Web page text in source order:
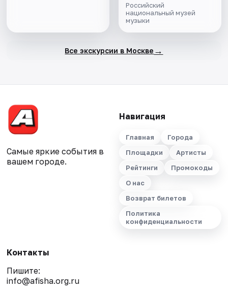
Российский
национальный музей
музыки
Все экскурсии в Москве →
Самые яркие события в
вашем городе.
Навигация
Главная
Города
Площадки
Артисты
Рейтинги
Промокоды
О нас
Возврат билетов
Политика
конфиденциальности
Контакты
Пишите:
info@afisha.org.ru